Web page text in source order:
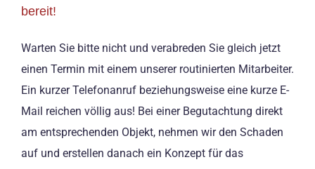
bereit!
Warten Sie bitte nicht und verabreden Sie gleich jetzt
einen Termin mit einem unserer routinierten Mitarbeiter.
Ein kurzer Telefonanruf beziehungsweise eine kurze E-
Mail reichen völlig aus! Bei einer Begutachtung direkt
am entsprechenden Objekt, nehmen wir den Schaden
auf und erstellen danach ein Konzept für das